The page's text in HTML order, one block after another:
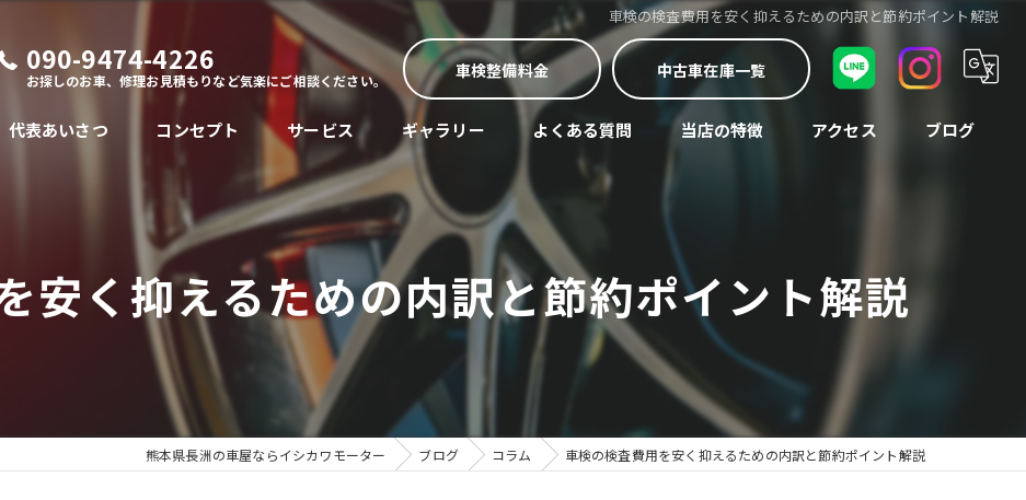
車検の検査費用を安く抑えるための内訳と節約ポイント解説
090-9474-4226
お探しのお車、修理お見積もりなど気楽にご相談ください。 車検整備料金 中古車在庫一覧
代表あいさつ コンセプト サービス ギャラリー よくある質問 当店の特徴
中古車
修理
整備
アクセス ブログ
安く抑えるための内訳と節約ポイント解説
熊本県長洲の車屋ならイシカワモーター ブログ コラム 車検の検査費用を安く抑えるための内訳と節約ポイント解説